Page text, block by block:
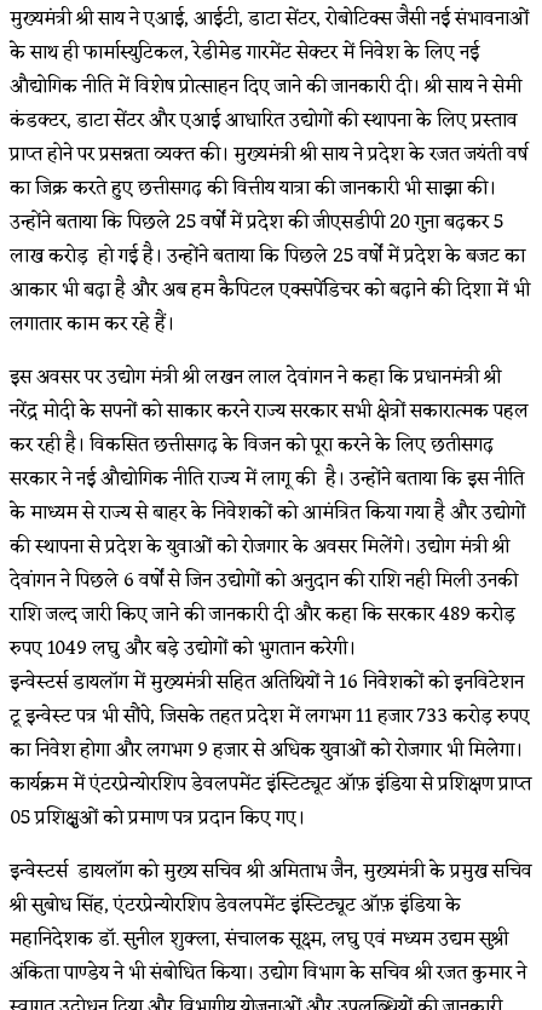
मुख्यमंत्री श्री साय ने एआई, आईटी, डाटा सेंटर, रोबोटिक्स जैसी नई संभावनाओं
के साथ ही फार्मास्युटिकल, रेडीमेड गारमेंट सेक्टर में निवेश के लिए नई
औद्योगिक नीति में विशेष प्रोत्साहन दिए जाने की जानकारी दी। श्री साय ने सेमी
कंडक्टर, डाटा सेंटर और एआई आधारित उद्योगों की स्थापना के लिए प्रस्ताव
प्राप्त होने पर प्रसन्नता व्यक्त की। मुख्यमंत्री श्री साय ने प्रदेश के रजत जयंती वर्ष
का जिक्र करते हुए छत्तीसगढ़ की वित्तीय यात्रा की जानकारी भी साझा की।
उन्होंने बताया कि पिछले 25 वर्षों में प्रदेश की जीएसडीपी 20 गुना बढ़कर 5
लाख करोड़ हो गई है। उन्होंने बताया कि पिछले 25 वर्षों में प्रदेश के बजट का
आकार भी बढ़ा है और अब हम कैपिटल एक्सपेंडिचर को बढ़ाने की दिशा में भी
लगातार काम कर रहे हैं।
इस अवसर पर उद्योग मंत्री श्री लखन लाल देवांगन ने कहा कि प्रधानमंत्री श्री
नरेंद्र मोदी के सपनों को साकार करने राज्य सरकार सभी क्षेत्रों सकारात्मक पहल
कर रही है। विकसित छत्तीसगढ़ के विजन को पूरा करने के लिए छतीसगढ़
सरकार ने नई औद्योगिक नीति राज्य में लागू की है। उन्होंने बताया कि इस नीति
के माध्यम से राज्य से बाहर के निवेशकों को आमंत्रित किया गया है और उद्योगों
की स्थापना से प्रदेश के युवाओं को रोजगार के अवसर मिलेंगे। उद्योग मंत्री श्री
देवांगन ने पिछले 6 वर्षों से जिन उद्योगों को अनुदान की राशि नही मिली उनकी
राशि जल्द जारी किए जाने की जानकारी दी और कहा कि सरकार 489 करोड़
रुपए 1049 लघु और बड़े उद्योगों को भुगतान करेगी।
इन्वेस्टर्स डायलॉग में मुख्यमंत्री सहित अतिथियों ने 16 निवेशकों को इनविटेशन
टू इन्वेस्ट पत्र भी सौंपे, जिसके तहत प्रदेश में लगभग 11 हजार 733 करोड़ रुपए
का निवेश होगा और लगभग 9 हजार से अधिक युवाओं को रोजगार भी मिलेगा।
कार्यक्रम में एंटरप्रेन्योरशिप डेवलपमेंट इंस्टिट्यूट ऑफ़ इंडिया से प्रशिक्षण प्राप्त
05 प्रशिक्षुओं को प्रमाण पत्र प्रदान किए गए।
इन्वेस्टर्स डायलॉग को मुख्य सचिव श्री अमिताभ जैन, मुख्यमंत्री के प्रमुख सचिव
श्री सुबोध सिंह, एंटरप्रेन्योरशिप डेवलपमेंट इंस्टिट्यूट ऑफ़ इंडिया के
महानिदेशक डॉ. सुनील शुक्ला, संचालक सूक्ष्म, लघु एवं मध्यम उद्यम सुश्री
अंकिता पाण्डेय ने भी संबोधित किया। उद्योग विभाग के सचिव श्री रजत कुमार ने